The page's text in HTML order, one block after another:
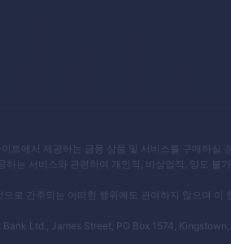
트에서 제공하는 금융 상품 및 서비스를 구매하실
는 서비스와 관련하여 개인적, 비상업적, 양도 불
로 간주되는 어떠한 행위에도 관여하지 않으며 이
Ltd., James Street, PO Box 1574, Kingstown,